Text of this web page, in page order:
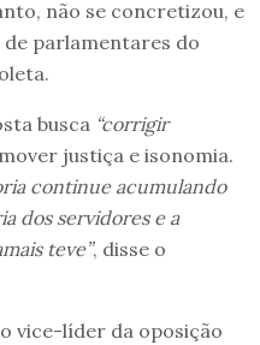
não se concretizou, e
de parlamentares do
busca “corrigir
justiça e isonomia.
continue acumulando
dos servidores e a
teve”, disse o
vice-líder da oposição